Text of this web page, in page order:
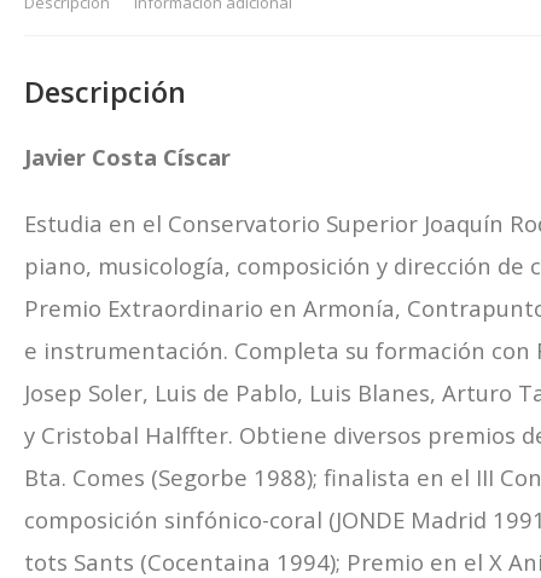
Descripción
Javier Costa Císcar
Estudia en el Conservatorio Superior Joaquín
piano, musicología, composición y dirección de
Premio Extraordinario en Armonía,
e instrumentación. Completa su formación con
Josep Soler, Luis de Pablo, Luis Blanes, Arturo
y Cristobal Halffter. Obtiene diversos premios
Bta. Comes (Segorbe 1988); finalista en el III
composición sinfónico-coral (JONDE Madrid
tots Sants (Cocentaina 1994); Premio en el X